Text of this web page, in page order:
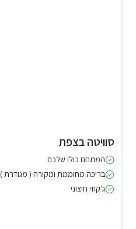
סוויטה בצפת
המתחם כולו שלכם
בריכה מחוממת ומקורה ( מגודרת )
ג'קוזי חיצוני